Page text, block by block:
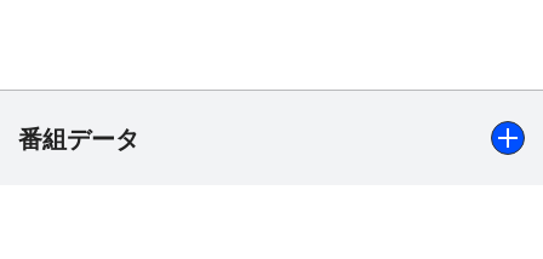
3人は、それぞれの共演もあり、同世代ということ
もあり親交も深く、話はどんどん膨らんでいく。
番組データ